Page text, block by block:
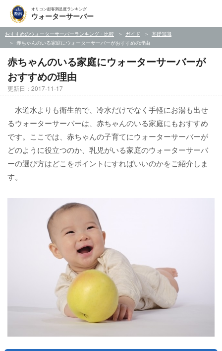
オリコン顧客満足度ランキング
ウォーターサーバー
おすすめのウォーターサーバーランキング・比較 ガイド
基礎知識
赤ちゃんのいる家庭にウォーターサーバーがおすすめの理由
赤ちゃんのいる家庭にウォーターサーバーが
おすすめの理由
更新日：2017-11-17
水道水よりも衛生的で、冷水だけでなく手軽にお湯も出せ
るウォーターサーバーは、赤ちゃんのいる家庭にもおすすめ
です。ここでは、赤ちゃんの子育てにウォーターサーバーが
どのように役立つのか、乳児がいる家庭のウォーターサーバ
ーの選び方はどこをポイントにすればいいのかをご紹介しま
す。